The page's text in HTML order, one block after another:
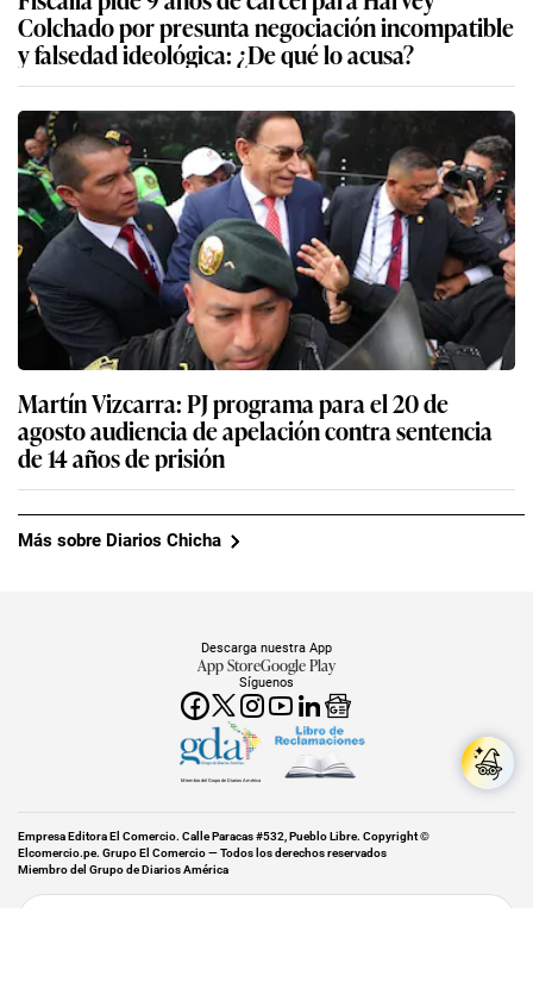
Colchado por presunta negociación incompatible
y falsedad ideológica: ¿De qué lo acusa?
Martín Vizcarra: PJ programa para el 20 de
agosto audiencia de apelación contra sentencia
de 14 años de prisión
Más sobre Diarios Chicha
Síguenos
Descarga nuestra App
App StoreGoogle Play
Miembro del Grupo de Diarios América
Empresa Editora El Comercio. Calle Paracas #532, Pueblo Libre. Copyright ©
Elcomercio.pe. Grupo El Comercio — Todos los derechos reservados
Miembro del Grupo de Diarios América